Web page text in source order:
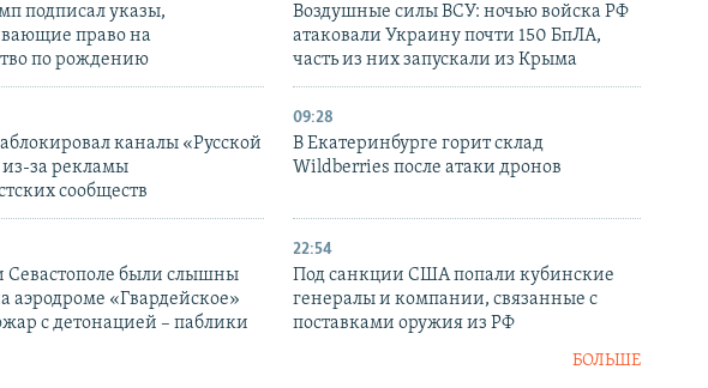
подписал указы,
право на
по рождению
Воздушные силы ВСУ: ночью войска РФ
атаковали Украину почти 150 БпЛА,
часть из них запускали из Крыма
каналы «Русской
за рекламы
сообществ
09:28
В Екатеринбурге горит склад
Wildberries после атаки дронов
Севастополе были слышны
аэродроме «Гвардейское»
с детонацией – паблики
22:54
Под санкции США попали кубинские
генералы и компании, связанные с
поставками оружия из РФ
БОЛЬШЕ